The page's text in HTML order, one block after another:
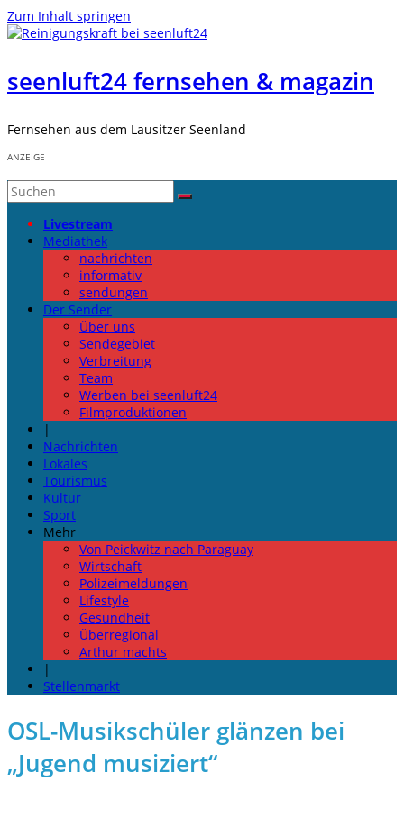
Zum Inhalt springen
seenluft24 fernsehen & magazin
Fernsehen aus dem Lausitzer Seenland
ANZEIGE
Livestream
Mediathek
nachrichten
informativ
sendungen
Der Sender
Über uns
Sendegebiet
Verbreitung
Team
Werben bei seenluft24
Filmproduktionen
|
Nachrichten
Lokales
Tourismus
Kultur
Sport
Mehr
Von Peickwitz nach Paraguay
Wirtschaft
Polizeimeldungen
Lifestyle
Gesundheit
Überregional
Arthur machts
|
Stellenmarkt
OSL-Musikschüler glänzen bei
„Jugend musiziert“